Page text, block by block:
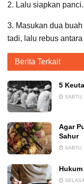
2. Lalu siapkan
3. Masukan dua
tadi, lalu rebus
Berita Terkait
5
Agar
Sahur